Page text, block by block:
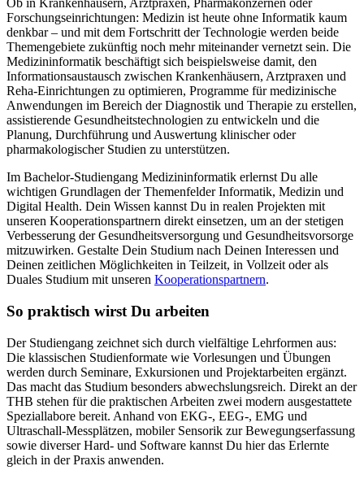
Ob in Krankenhäusern, Arztpraxen, Pharmakonzernen oder
Forschungseinrichtungen: Medizin ist heute ohne Informatik kaum
denkbar – und mit dem Fortschritt der Technologie werden beide
Themengebiete zukünftig noch mehr miteinander vernetzt sein. Die
Medizininformatik beschäftigt sich beispielsweise damit, den
Informationsaustausch zwischen Krankenhäusern, Arztpraxen und
Reha-Einrichtungen zu optimieren, Programme für medizinische
Anwendungen im Bereich der Diagnostik und Therapie zu erstellen,
assistierende Gesundheitstechnologien zu entwickeln und die
Planung, Durchführung und Auswertung klinischer oder
pharmakologischer Studien zu unterstützen.
Im Bachelor-Studiengang Medizininformatik erlernst Du alle
wichtigen Grundlagen der Themenfelder Informatik, Medizin und
Digital Health. Dein Wissen kannst Du in realen Projekten mit
unseren Kooperationspartnern direkt einsetzen, um an der stetigen
Verbesserung der Gesundheitsversorgung und Gesundheitsvorsorge
mitzuwirken. Gestalte Dein Studium nach Deinen Interessen und
Deinen zeitlichen Möglichkeiten in Teilzeit, in Vollzeit oder als
Duales Studium mit unseren Kooperationspartnern.
So praktisch wirst Du arbeiten
Der Studiengang zeichnet sich durch vielfältige Lehrformen aus:
Die klassischen Studienformate wie Vorlesungen und Übungen
werden durch Seminare, Exkursionen und Projektarbeiten ergänzt.
Das macht das Studium besonders abwechslungsreich. Direkt an der
THB stehen für die praktischen Arbeiten zwei modern ausgestattete
Speziallabore bereit. Anhand von EKG-, EEG-, EMG und
Ultraschall-Messplätzen, mobiler Sensorik zur Bewegungserfassung
sowie diverser Hard- und Software kannst Du hier das Erlernte
gleich in der Praxis anwenden.